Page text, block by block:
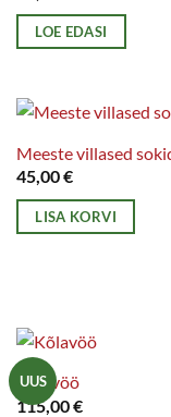
LOE EDASI
Meeste villased
45,00€
LISA KORVI
UUS
Kõlavöö
115,00€